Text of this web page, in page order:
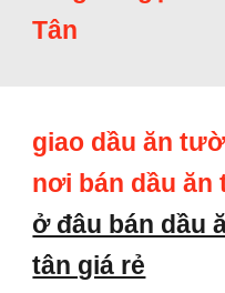
Tân
giao dầu ăn
nơi bán dầu
ở đâu bán dầu
tân giá rẻ